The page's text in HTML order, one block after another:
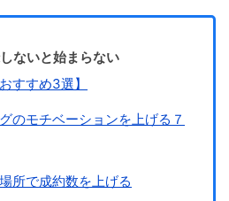
ないと始まらない
すすめ3選】
のモチベーションを上げる７
所で成約数を上げる